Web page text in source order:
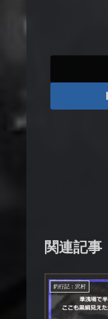
関連記事
釣行記：沢村